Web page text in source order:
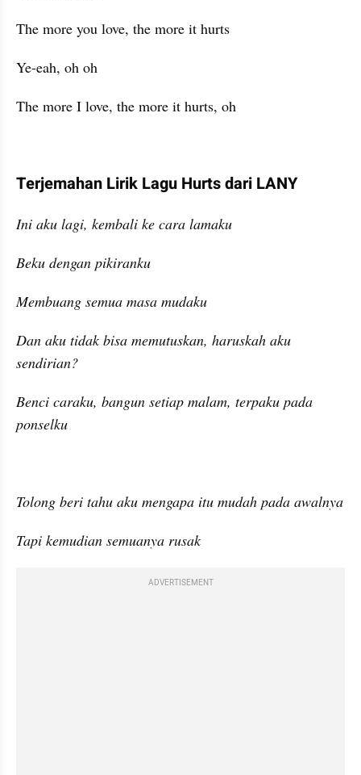
The more you love, the more it hurts
Ye-eah, oh oh
The more I love, the more it hurts, oh
Terjemahan Lirik Lagu Hurts dari LANY
Ini aku lagi, kembali ke cara lamaku
Beku dengan pikiranku
Membuang semua masa mudaku
Dan aku tidak bisa memutuskan, haruskah aku
sendirian?
Benci caraku, bangun setiap malam, terpaku pada
ponselku
Tolong beri tahu aku mengapa itu mudah pada awalnya
Tapi kemudian semuanya rusak
ADVERTISEMENT